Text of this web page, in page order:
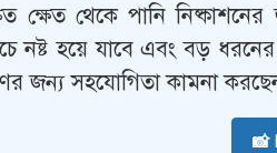
ক্ষেত থেকে পানি
নষ্ট হয়ে যাবে এবং বড়
জন্য সহযোগিতা কামনা
📸